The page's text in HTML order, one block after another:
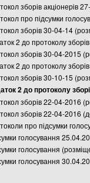
зборів акціонерів
про підсумки
зборів 30-04-14
2 до протоколу
зборів 30-04-2015
2 до протоколу
зборів 30-10-15
2 до протоколу
зборів 22-04-2016
зборів 22-04-2016
про підсумки
голосування
голосування
голосування